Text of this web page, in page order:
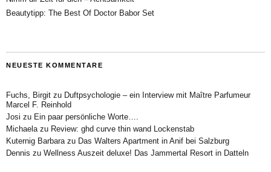
Beautytipp: The Best Of Doctor Babor Set
NEUESTE KOMMENTARE
Fuchs, Birgit zu Duftpsychologie – ein Interview mit Maître Parfumeur
Marcel F. Reinhold
Josi zu Ein paar persönliche Worte….
Michaela zu Review: ghd curve thin wand Lockenstab
Kuternig Barbara zu Das Walters Apartment in Anif bei Salzburg
Dennis zu Wellness Auszeit deluxe! Das Jammertal Resort in Datteln